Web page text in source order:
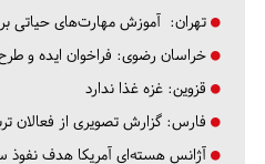
تهران: آموزش مهارت‌های حیاتی
خراسان رضوی: فراخوان ایده و
قزوین: غزه غذا ندارد
فارس: گزارش تصویری از فعالان
آژانس هسته‌ای آمریکا هدف نفوذ